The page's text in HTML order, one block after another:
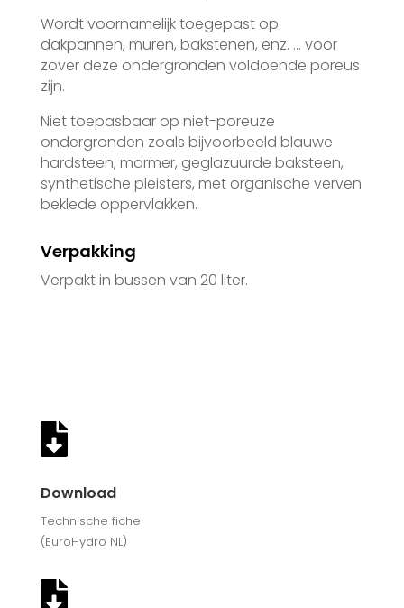
Wordt voornamelijk toegepast op
dakpannen, muren, bakstenen, enz. … voor
zover deze ondergronden voldoende poreus
zijn.
Niet toepasbaar op niet-poreuze
ondergronden zoals bijvoorbeeld blauwe
hardsteen, marmer, geglazuurde baksteen,
synthetische pleisters, met organische verven
beklede oppervlakken.
Verpakking
Verpakt in bussen van 20 liter.

Download
Technische fiche
(EuroHydro NL)
